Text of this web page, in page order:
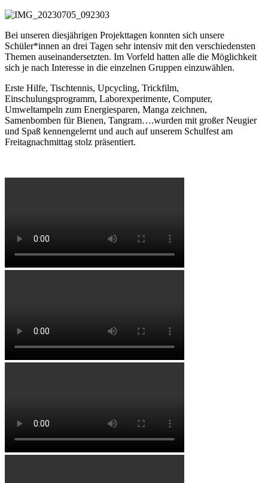
Bei unseren diesjährigen Projekttagen konnten sich unsere
Schüler*innen an drei Tagen sehr intensiv mit den verschiedensten
Themen auseinandersetzten. Im Vorfeld hatten alle die Möglichkeit
sich je nach Interesse in die einzelnen Gruppen einzuwählen.
Erste Hilfe, Tischtennis, Upcycling, Trickfilm,
Einschulungsprogramm, Laborexperimente, Computer,
Umweltampeln zum Energiesparen, Manga zeichnen,
Samenbomben für Bienen, Tangram….wurden mit großer Neugier
und Spaß kennengelernt und auch auf unserem Schulfest am
Freitagnachmittag stolz präsentiert.